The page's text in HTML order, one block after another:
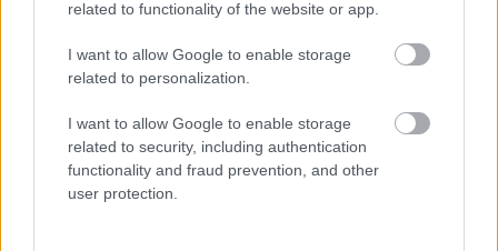
related to functionality of the website or app.
I want to allow Google to enable storage
related to personalization.
I want to allow Google to enable storage
related to security, including authentication
functionality and fraud prevention, and other
user protection.
Hírek